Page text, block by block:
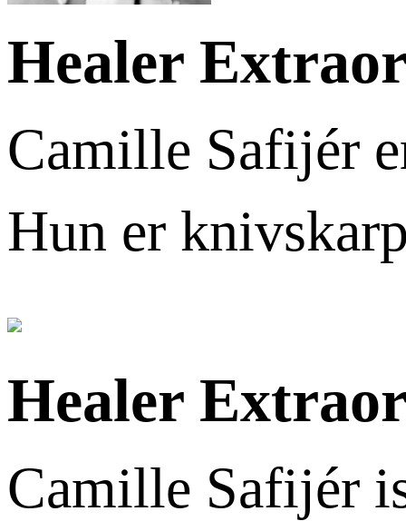
Healer
Camille Safijér
Hun er
Healer
Camille Safijér